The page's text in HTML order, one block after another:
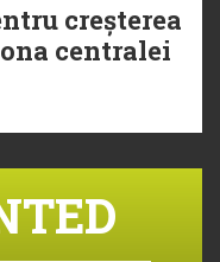
creșterea
centralei